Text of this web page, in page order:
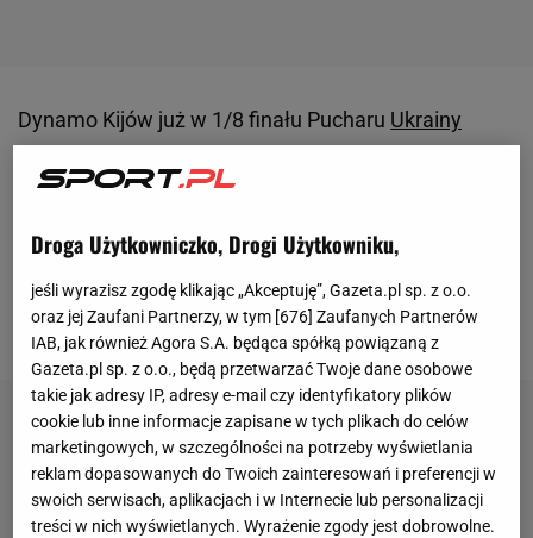
Dynamo Kijów już w 1/8 finału Pucharu Ukrainy
faworytem do tytułu. W ćwierćfinale rozgrywek były
jedna z trzeciego - ukraińską ekstraklasę
reprezentowały jeszcze tylko Metalist 1925
Charków i ŁNZ Czerkasy.
Droga Użytkowniczko, Drogi Użytkowniku,
jeśli wyrazisz zgodę klikając „Akceptuję”, Gazeta.pl sp. z o.o.
oraz jej Zaufani Partnerzy, w tym [676] Zaufanych Partnerów
IAB, jak również Agora S.A. będąca spółką powiązaną z
Gazeta.pl sp. z o.o., będą przetwarzać Twoje dane osobowe
takie jak adresy IP, adresy e-mail czy identyfikatory plików
cookie lub inne informacje zapisane w tych plikach do celów
marketingowych, w szczególności na potrzeby wyświetlania
reklam dopasowanych do Twoich zainteresowań i preferencji w
swoich serwisach, aplikacjach i w Internecie lub personalizacji
treści w nich wyświetlanych. Wyrażenie zgody jest dobrowolne.